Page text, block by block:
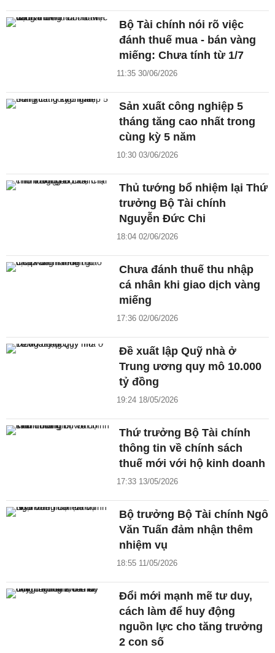
Bộ Tài chính nói rõ việc
đánh thuế mua - bán vàng
miếng: Chưa tính từ 1/7
11:35 30/06/2026
Sản xuất công nghiệp 5
tháng tăng cao nhất trong
cùng kỳ 5 năm
10:30 03/06/2026
Thủ tướng bổ nhiệm lại Thứ
trưởng Bộ Tài chính
Nguyễn Đức Chi
18:04 02/06/2026
Chưa đánh thuế thu nhập
cá nhân khi giao dịch vàng
miếng
17:36 02/06/2026
Đề xuất lập Quỹ nhà ở
Trung ương quy mô 10.000
tỷ đồng
19:24 18/05/2026
Thứ trưởng Bộ Tài chính
thông tin về chính sách
thuế mới với hộ kinh doanh
17:33 13/05/2026
Bộ trưởng Bộ Tài chính Ngô
Văn Tuấn đảm nhận thêm
nhiệm vụ
18:55 11/05/2026
Đổi mới mạnh mẽ tư duy,
cách làm để huy động
nguồn lực cho tăng trưởng
2 con số